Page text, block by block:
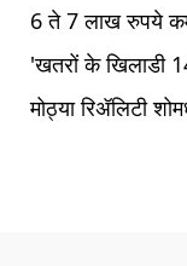
6 ते 7 लाख रुपये
'खतरों के खिलाडी
मोठ्या रिॲलिटी